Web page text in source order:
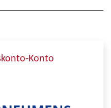
Konto